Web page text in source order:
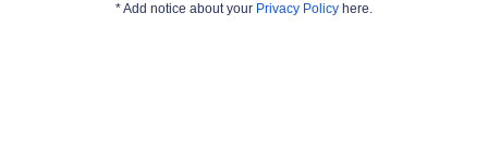
* Add notice about your Privacy Policy here.